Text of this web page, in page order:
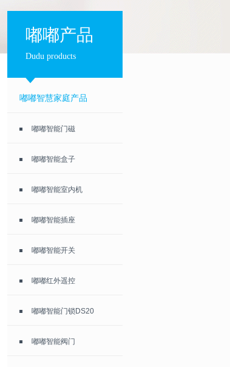
嘟嘟产品
Dudu products
嘟嘟智慧家庭产品
嘟嘟智能门磁
嘟嘟智能盒子
嘟嘟智能室内机
嘟嘟智能插座
嘟嘟智能开关
嘟嘟红外遥控
嘟嘟智能门锁DS20
嘟嘟智能阀门